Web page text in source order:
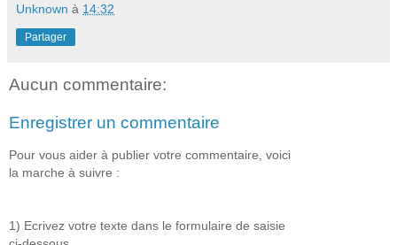
Unknown à 14:32
Partager
Aucun commentaire:
Enregistrer un commentaire
Pour vous aider à publier votre commentaire, voici
la marche à suivre :
1) Ecrivez votre texte dans le formulaire de saisie